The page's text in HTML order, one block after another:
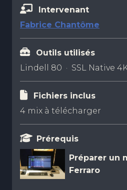
Intervenant
Fabrice Chantôme
Outils utilisés
Lindell 80 · SSL Native
Fichiers inclus
4 mix à télécharger
Prérequis
Préparer un
Ferraro